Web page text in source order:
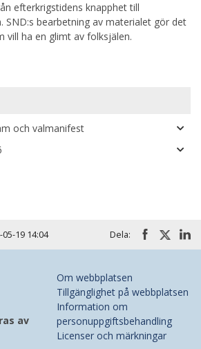
efterkrigstidens knapphet till
bearbetning av materialet gör det
vill ha en glimt av folksjälen.
och valmanifest
19 14:04 Dela:
av
Om webbplatsen
Tillgänglighet på webbplatsen
Information om
personuppgiftsbehandling
Licenser och märkningar